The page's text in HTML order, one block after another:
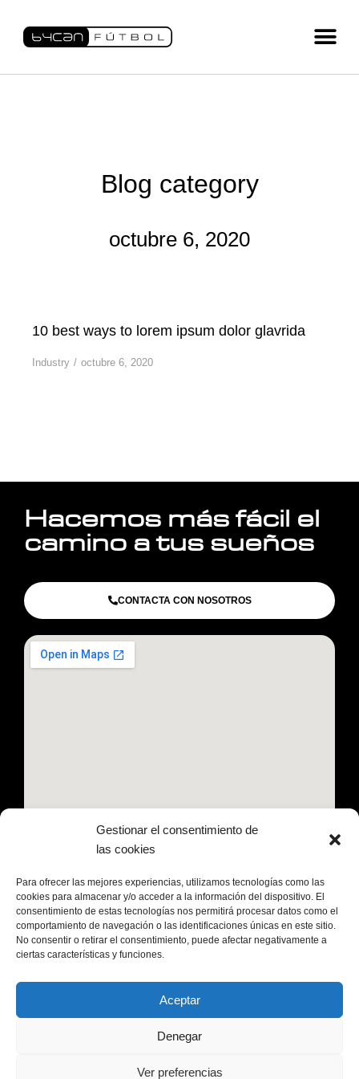
Gestionar el consentimiento de
las cookies
Para ofrecer las mejores experiencias, utilizamos tecnologías como las
cookies para almacenar y/o acceder a la información del dispositivo. El
consentimiento de estas tecnologías nos permitirá procesar datos como el
comportamiento de navegación o las identificaciones únicas en este sitio.
No consentir o retirar el consentimiento, puede afectar negativamente a
ciertas características y funciones.
Aceptar
Denegar
Ver preferencias
Blog category
octubre 6, 2020
10 best ways to lorem ipsum dolor glavrida
Industry octubre 6, 2020
Hacemos más fácil el
camino a tus sueños
CONTACTA CON NOSOTROS
Legal
Aviso legal
Redes
INSTAGRAM